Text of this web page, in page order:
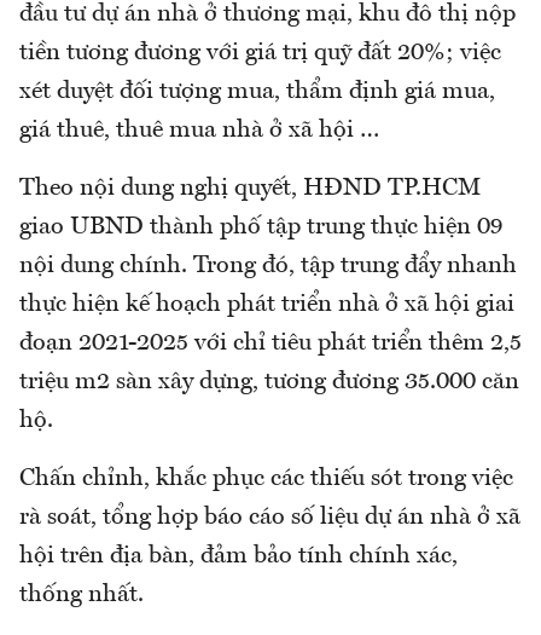
đầu tư dự án nhà ở thương mại, khu đô thị nộp
tiền tương đương với giá trị quỹ đất 20%; việc
xét duyệt đối tượng mua, thẩm định giá mua,
giá thuê, thuê mua nhà ở xã hội …
Theo nội dung nghị quyết, HĐND TP.HCM
giao UBND thành phố tập trung thực hiện 09
nội dung chính. Trong đó, tập trung đẩy nhanh
thực hiện kế hoạch phát triển nhà ở xã hội giai
đoạn 2021-2025 với chỉ tiêu phát triển thêm 2,5
triệu m2 sàn xây dựng, tương đương 35.000 căn
hộ.
Chấn chỉnh, khắc phục các thiếu sót trong việc
rà soát, tổng hợp báo cáo số liệu dự án nhà ở xã
hội trên địa bàn, đảm bảo tính chính xác,
thống nhất.